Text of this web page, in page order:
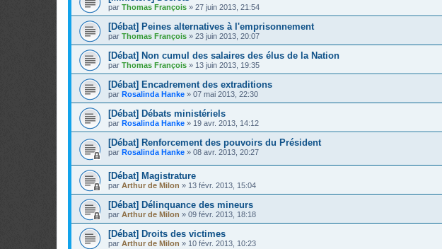
par Thomas François » 27 juin 2013, 21:54
[Débat] Peines alternatives à l'emprisonnement
par Thomas François » 23 juin 2013, 20:07
[Débat] Non cumul des salaires des élus de la Nation
par Thomas François » 13 juin 2013, 19:35
[Débat] Encadrement des extraditions
par Rosalinda Hanke » 07 mai 2013, 22:30
[Débat] Débats ministériels
par Rosalinda Hanke » 19 avr. 2013, 14:12
[Débat] Renforcement des pouvoirs du Président
par Rosalinda Hanke » 08 avr. 2013, 20:27
[Débat] Magistrature
par Arthur de Milon » 13 févr. 2013, 15:04
[Débat] Délinquance des mineurs
par Arthur de Milon » 09 févr. 2013, 18:18
[Débat] Droits des victimes
par Arthur de Milon » 10 févr. 2013, 10:23